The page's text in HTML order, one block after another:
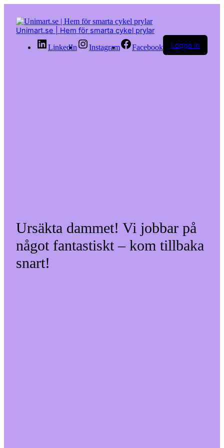
innehåll
Unimart.se | Hem för smarta cykel prylar
LinkedIn Instagram Facebook Logga in
Ursäkta dammet! Vi jobbar på
något fantastiskt – kom tillbaka
snart!